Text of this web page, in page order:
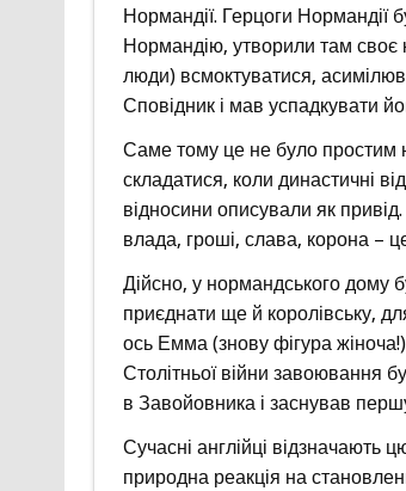
Нормандії. Герцоги Нормандії
Нормандію, утворили там своє
люди) всмоктуватися,
Сповідник і мав успадкувати
Саме тому це не було простим
складатися, коли династичні
відносини описували як
влада, гроші, слава, корона –
Дійсно, у нормандського дому
приєднати ще й королівську,
ось Емма (знову фігура
Столітньої війни завоювання
в Завойовника і заснував
Сучасні англійці відзначають
природна реакція на